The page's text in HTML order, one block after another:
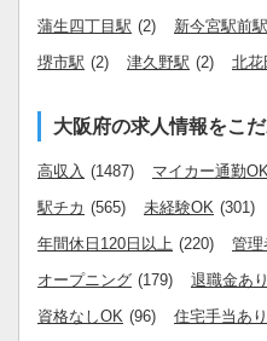
蒲生四丁目駅 (2) 新今宮駅前駅
堺市駅 (2) 津久野駅 (2) 北花
大阪府の求人情報をこ
高収入 (1487) マイカー通勤OK
駅チカ (565) 未経験OK (301)
年間休日120日以上 (220) 管理
オープニング (179) 退職金あり
資格なしOK (96) 住宅手当あり